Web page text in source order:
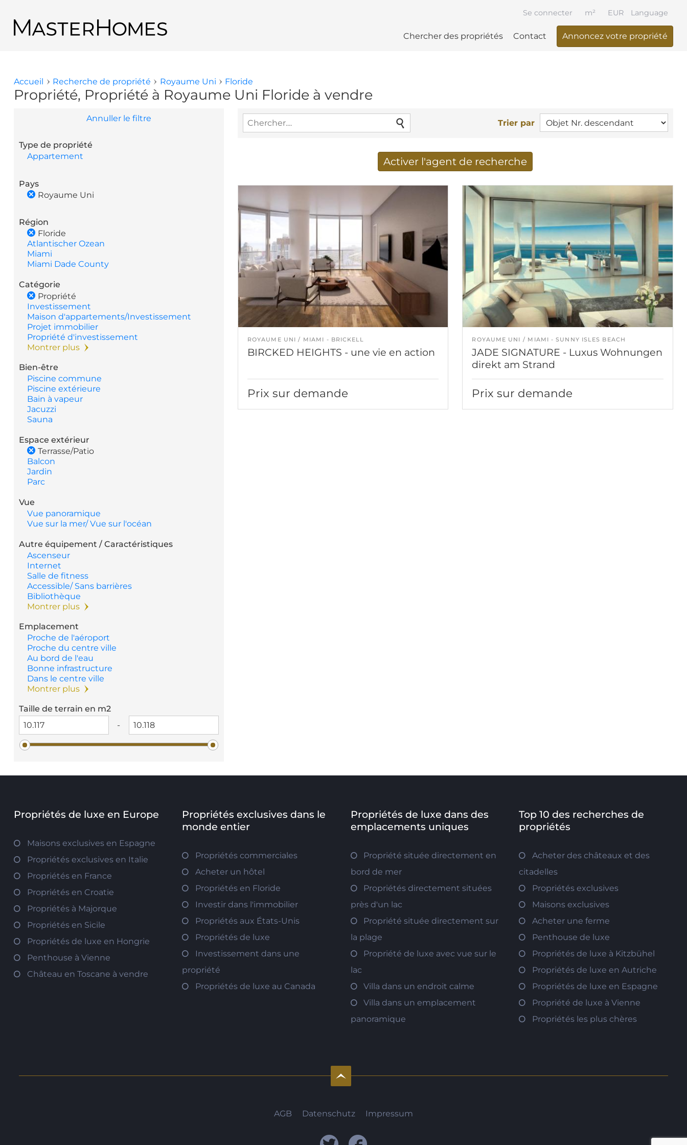
Language
Chercher des propriétés Contact Annoncez votre propriété
Se connecter EUR
m²
Retour aux résultats de recherche
Vous êtes ici
Accueil Recherche de propriété Royaume Uni Floride
Propriété, Propriété à Royaume Uni Floride à vendre
Annuller le filtre
Type de propriété
Appartement
Pays
Royaume Uni
Région
Floride
Atlantischer Ozean
Miami
Miami Dade County
Catégorie
Propriété
Investissement
Maison d'appartements/Investissement
Projet immobilier
Propriété d'investissement
Montrer plus
Bien-être
Piscine commune
Piscine extérieure
Bain à vapeur
Jacuzzi
Sauna
Espace extérieur
Terrasse/Patio
Balcon
Jardin
Parc
Vue
Vue panoramique
Vue sur la mer/ Vue sur l'océan
Autre équipement / Caractéristiques
Ascenseur
Internet
Salle de fitness
Accessible/ Sans barrières
Bibliothèque
Montrer plus
Emplacement
Proche de l'aéroport
Proche du centre ville
Au bord de l'eau
Bonne infrastructure
Dans le centre ville
Montrer plus
Taille de terrain en m2
-
Trier par
Activer l'agent de recherche
Adresse de courriel
ROYAUME UNI MIAMI - BRICKELL
BIRCKED HEIGHTS - une vie en action
Prix sur demande
ROYAUME UNI MIAMI - SUNNY ISLES BEACH
JADE SIGNATURE - Luxus Wohnungen
direkt am Strand
Prix sur demande
Propriétés de luxe en Europe
Maisons exclusives en Espagne
Propriétés exclusives en Italie
Propriétés en France
Propriétés en Croatie
Propriétés à Majorque
Propriétés en Sicile
Propriétés de luxe en Hongrie
Penthouse à Vienne
Château en Toscane à vendre
Propriétés exclusives dans le
monde entier
Propriétés commerciales
Acheter un hôtel
Propriétés en Floride
Investir dans l'immobilier
Propriétés aux États-Unis
Propriétés de luxe
Investissement dans une
propriété
Propriétés de luxe au Canada
Propriétés de luxe dans des
emplacements uniques
Propriété située directement en
bord de mer
Propriétés directement situées
près d'un lac
Propriété située directement sur
la plage
Propriété de luxe avec vue sur le
lac
Villa dans un endroit calme
Villa dans un emplacement
panoramique
Top 10 des recherches de
propriétés
Acheter des châteaux et des
citadelles
Propriétés exclusives
Maisons exclusives
Acheter une ferme
Penthouse de luxe
Propriétés de luxe à Kitzbühel
Propriétés de luxe en Autriche
Propriétés de luxe en Espagne
Propriété de luxe à Vienne
Propriétés les plus chères
AGB Datenschutz Impressum